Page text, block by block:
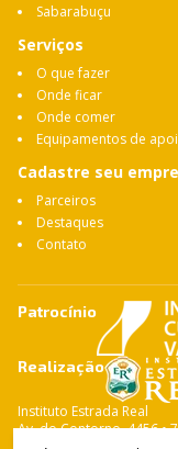
Sabarabuçu
Serviços
O que fazer
Onde ficar
Onde comer
Equipamentos de
Cadastre seu
Parceiros
Destaques
Contato
Patrocínio
Realização
Instituto Estrada Real
Av. do Contorno, 4456 •